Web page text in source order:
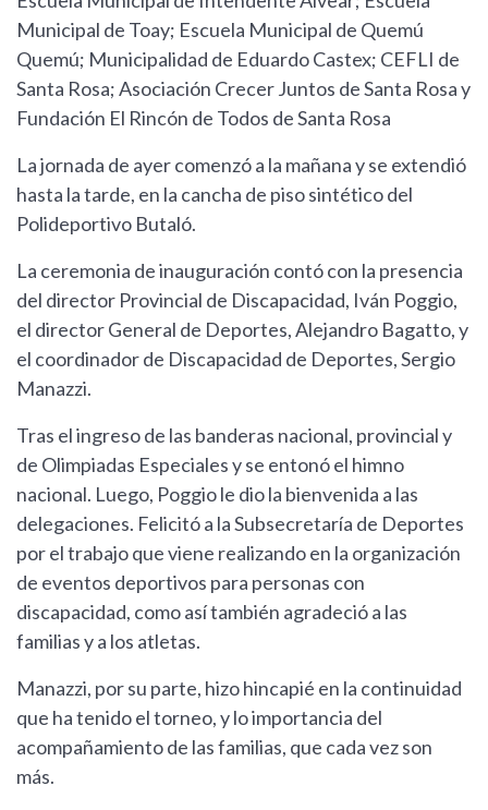
Municipal de Toay; Escuela Municipal de Quemú
Quemú; Municipalidad de Eduardo Castex; CEFLI de
Santa Rosa; Asociación Crecer Juntos de Santa Rosa y
Fundación El Rincón de Todos de Santa Rosa
La jornada de ayer comenzó a la mañana y se extendió
hasta la tarde, en la cancha de piso sintético del
Polideportivo Butaló.
La ceremonia de inauguración contó con la presencia
del director Provincial de Discapacidad, Iván Poggio,
el director General de Deportes, Alejandro Bagatto, y
el coordinador de Discapacidad de Deportes, Sergio
Manazzi.
Tras el ingreso de las banderas nacional, provincial y
de Olimpiadas Especiales y se entonó el himno
nacional. Luego, Poggio le dio la bienvenida a las
delegaciones. Felicitó a la Subsecretaría de Deportes
por el trabajo que viene realizando en la organización
de eventos deportivos para personas con
discapacidad, como así también agradeció a las
familias y a los atletas.
Manazzi, por su parte, hizo hincapié en la continuidad
que ha tenido el torneo, y lo importancia del
acompañamiento de las familias, que cada vez son
más.